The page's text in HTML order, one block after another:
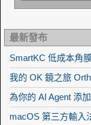
最新發布
SmartKC 低成本角
我的 OK 鏡之旅
為你的 AI Agent 添
macOS 第三方輸入